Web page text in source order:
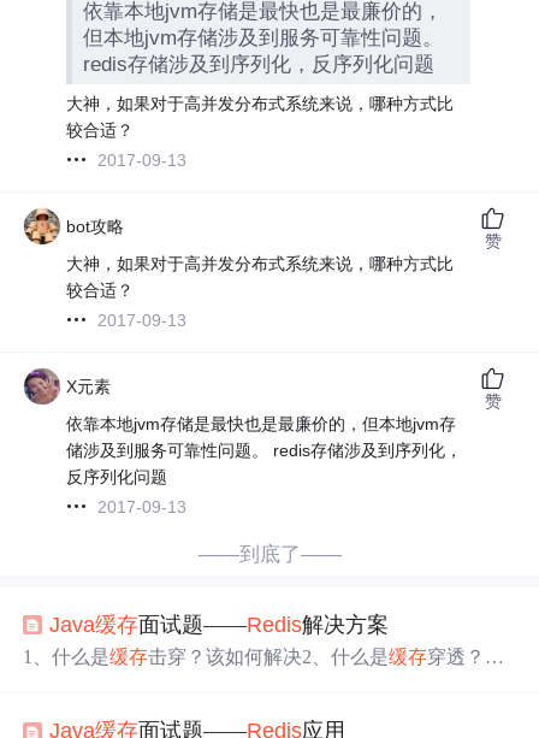
依靠本地jvm存储是最快也是最廉价的，
但本地jvm存储涉及到服务可靠性问题。
redis存储涉及到序列化，反序列化问题
大神，如果对于高并发分布式系统来说，哪种方式比
较合适？
2017-09-13
bot攻略
大神，如果对于高并发分布式系统来说，哪种方式比
较合适？
2017-09-13
赞
X元素
依靠本地jvm存储是最快也是最廉价的，但本地jvm存
储涉及到服务可靠性问题。 redis存储涉及到序列化，
反序列化问题
2017-09-13
赞
——到底了——
Java缓存面试题——Redis解决方案
1、什么是缓存击穿？该如何解决2、什么是缓存穿透？该
s过期策略都有哪些？6、讲一讲Redis
Java缓存面试题——Redis应用